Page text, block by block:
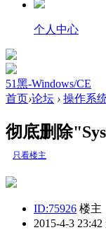
个人中心
51黑-Windows/CE
首页›论坛 › 操作系
彻底删除
只看楼主
ID:75926 楼主
2015-4-3 23:42